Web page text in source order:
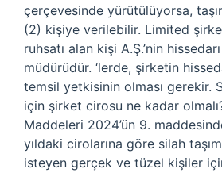
çerçevesinde yürütülüyorsa,
(2) kişiye verilebilir. Limited
ruhsatı alan kişi A.Ş.’nin
müdürüdür. ‘lerde, şirketin
temsil yetkisinin olması gerekir.
için şirket cirosu ne kadar
Maddeleri 2024’ün 9.
yıldaki cirolarına göre silah
isteyen gerçek ve tüzel kişiler